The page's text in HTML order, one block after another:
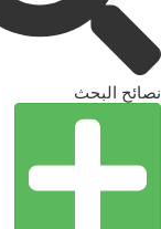
نصائح البحث